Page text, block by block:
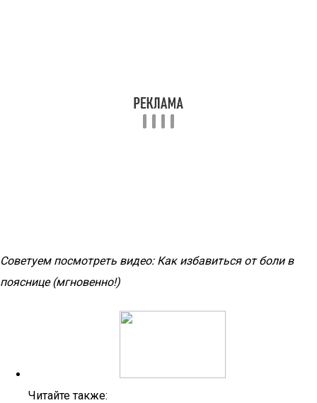
Советуем посмотреть видео: Как избавиться от боли в
пояснице (мгновенно!)
Читайте также: